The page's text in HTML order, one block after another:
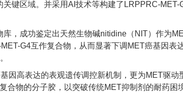
键区域。并采用AI技术等构建了LRPPRC-MET-
，成功鉴定出天然生物碱nitidine（NIT）作为
G4互作复合物，从而显著下调MET癌基因表
因高表达的表观遗传调控新机制，更为MET驱动
物的分子胶，以突破传统MET抑制剂的耐药困